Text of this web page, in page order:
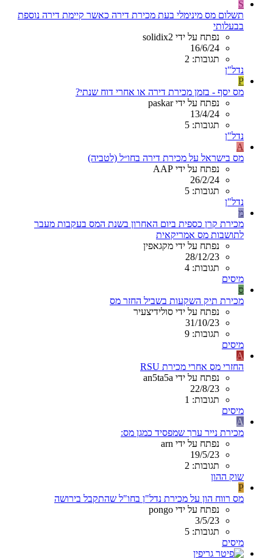
S
תשלום מס מינימלי בעת מכירת דירה כאשר קיימת דירה נוספת
בבעלותי
נפתח על ידי solidix2
16/6/24
תגובות: 2
נדל"ן
P
מס יסף - בזמן מכירת דירה או אחרי דוח שנתי?
נפתח על ידי paskar
13/4/24
תגובות: 5
נדל"ן
A
מס בישראל על מכירת דירה בחו״ל (לטביה)
נפתח על ידי AAP
26/2/24
תגובות: 5
נדל"ן
מ
מכירת קרן כספית ביום האחרון בשנת המס בעקבות מעבר
לתושבות מס אמריקאית
נפתח על ידי מקגאפין
28/12/23
תגובות: 4
מיסים
ס
מכירת תיק השקעות בשביל החזר מס
נפתח על ידי סולידיצעיר
31/10/23
תגובות: 9
מיסים
A
החזרי מס אחרי מכירת RSU
נפתח על ידי an5ta5a
22/8/23
תגובות: 1
מיסים
A
מכירת נייר ערך שמפסיד כמגן מס:
נפתח על ידי arn
19/5/23
תגובות: 2
שוק ההון
P
מס רווח הון על מכירת נדל"ן בחו"ל שהתקבל בירושה
נפתח על ידי pongo
3/5/23
תגובות: 5
מיסים